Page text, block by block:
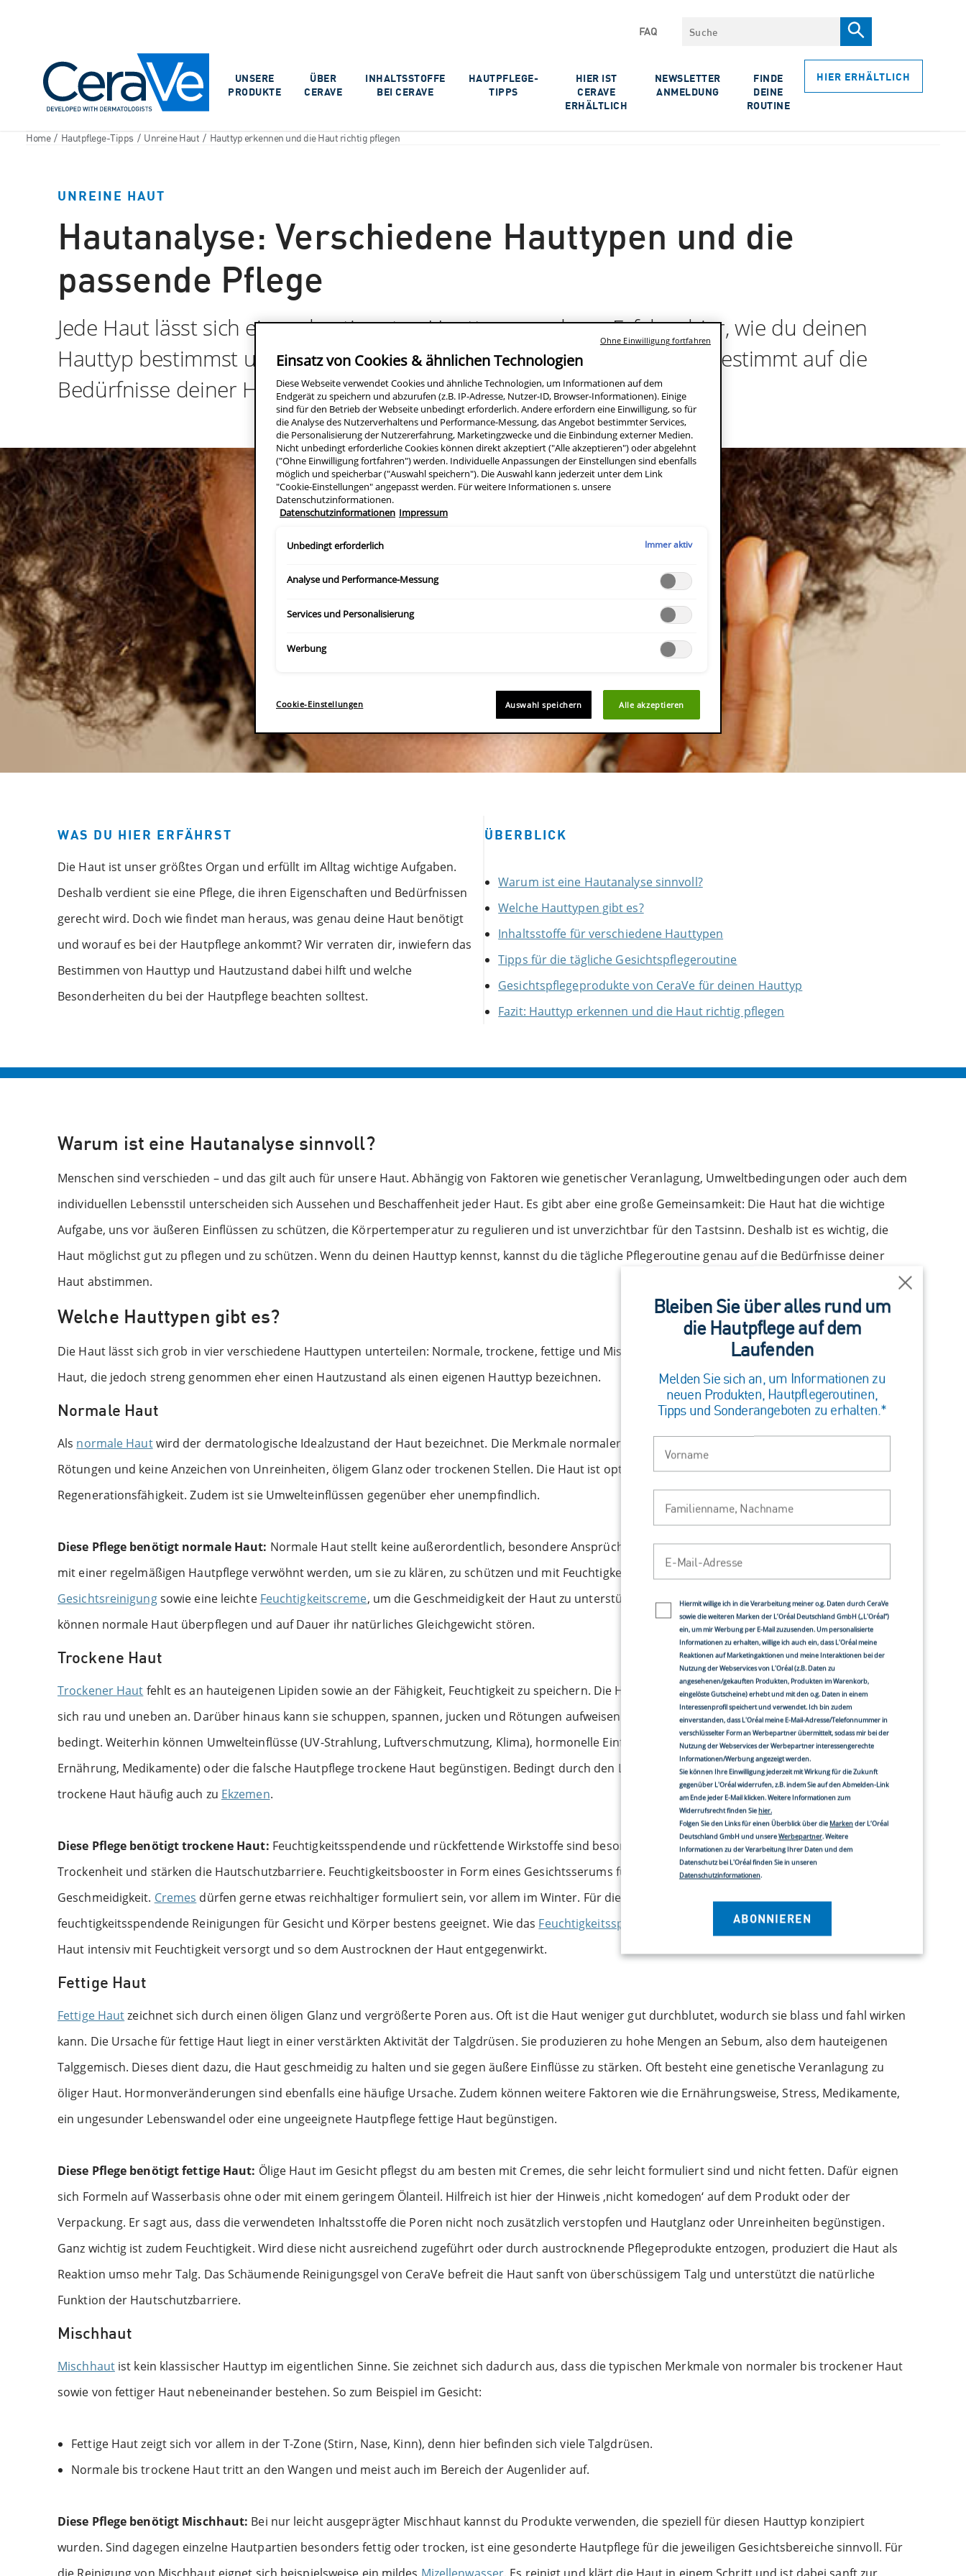
FAQ Suche
UNSERE
PRODUKTE
ÜBER
CERAVE
INHALTSSTOFFE
BEI CERAVE
HAUTPFLEGE-
TIPPS
HIER IST
CERAVE
ERHÄLTLICH
NEWSLETTER
ANMELDUNG
FINDE
DEINE
ROUTINE
HIER ERHÄLTLICH
Home / Hautpflege-Tipps / Unreine Haut / Hauttyp erkennen und die Haut richtig pflegen
UNREINE HAUT
Hautanalyse: Verschiedene Hauttypen und die
passende Pflege
Jede Haut lässt sich einem bestimmten Hauttyp zuordnen. Erfahre hier, wie du deinen
Hauttyp bestimmst und die passende Hautpflege findest – perfekt abgestimmt auf die
Bedürfnisse deiner Haut.
WAS DU HIER ERFÄHRST
Die Haut ist unser größtes Organ und erfüllt im Alltag wichtige Aufgaben.
Deshalb verdient sie eine Pflege, die ihren Eigenschaften und Bedürfnissen
gerecht wird. Doch wie findet man heraus, was genau deine Haut benötigt
und worauf es bei der Hautpflege ankommt? Wir verraten dir, inwiefern das
Bestimmen von Hauttyp und Hautzustand dabei hilft und welche
Besonderheiten du bei der Hautpflege beachten solltest.
ÜBERBLICK
Warum ist eine Hautanalyse sinnvoll?
Welche Hauttypen gibt es?
Inhaltsstoffe für verschiedene Hauttypen
Tipps für die tägliche Gesichtspflegeroutine
Gesichtspflegeprodukte von CeraVe für deinen Hauttyp
Fazit: Hauttyp erkennen und die Haut richtig pflegen
Warum ist eine Hautanalyse sinnvoll?
Menschen sind verschieden – und das gilt auch für unsere Haut. Abhängig von Faktoren wie genetischer Veranlagung, Umweltbedingungen oder auch dem
individuellen Lebensstil unterscheiden sich Aussehen und Beschaffenheit jeder Haut. Es gibt aber eine große Gemeinsamkeit: Die Haut hat die wichtige
Aufgabe, uns vor äußeren Einflüssen zu schützen, die Körpertemperatur zu regulieren und ist unverzichtbar für den Tastsinn. Deshalb ist es wichtig, die
Haut möglichst gut zu pflegen und zu schützen. Wenn du deinen Hauttyp kennst, kannst du die tägliche Pflegeroutine genau auf die Bedürfnisse deiner
Haut abstimmen.
Welche Hauttypen gibt es?
Die Haut lässt sich grob in vier verschiedene Hauttypen unterteilen: Normale, trockene, fettige und Mischhaut. Dazu kommen empfindliche sowie reife
Haut, die jedoch streng genommen eher einen Hautzustand als einen eigenen Hauttyp bezeichnen.
Normale Haut
Als normale Hautwird der dermatologische Idealzustand der Haut bezeichnet. Die Merkmale normaler Haut sind ein ebenmäßiger Teint, feine Poren, keine
Rötungen und keine Anzeichen von Unreinheiten, öligem Glanz oder trockenen Stellen. Die Haut ist optimal durchblutet und verfügt über eine gute
Regenerationsfähigkeit. Zudem ist sie Umwelteinflüssen gegenüber eher unempfindlich.
Diese Pflege benötigt normale Haut: Normale Haut stellt keine außerordentlich, besondere Ansprüche an Pflegeprodukte. Dennoch sollte sie natürlich
mit einer regelmäßigen Hautpflege verwöhnt werden, um sie zu klären, zu schützen und mit Feuchtigkeit zu versorgen. Ideal sind eine milde
Gesichtsreinigungsowie eine leichte Feuchtigkeitscreme, um die Geschmeidigkeit der Haut zu unterstützen. Zu reichhaltige Formulierungen dagegen
können normale Haut überpflegen und auf Dauer ihr natürliches Gleichgewicht stören.
Trockene Haut
Trockener Haut fehlt es an hauteigenen Lipiden sowie an der Fähigkeit, Feuchtigkeit zu speichern. Die Hautschutzbarriere ist geschwächt, die Haut fühlt
sich rau und uneben an. Darüber hinaus kann sie schuppen, spannen, jucken und Rötungen aufweisen. Die Ursache fürtrockene Hautist häufig genetisch
bedingt. Weiterhin können Umwelteinflüsse (UV-Strahlung, Luftverschmutzung, Klima), hormonelle Einflüsse, der persönliche Lebenswandel (Stress,
Ernährung, Medikamente) oder die falsche Hautpflege trockene Haut begünstigen. Bedingt durch den Lipid- und Feuchtigkeitsmangel neigt chronisch
trockene Haut häufig auch zu Ekzemen.
Diese Pflege benötigt trockene Haut: Feuchtigkeitsspendende und rückfettende Wirkstoffe sind besonders wichtig. Sie mildern Anzeichen von
Trockenheit und stärken die Hautschutzbarriere. Feuchtigkeitsbooster in Form eines Gesichtsserums für trockene Haut sorgen für eine Extraportion
Geschmeidigkeit. Cremes dürfen gerne etwas reichhaltiger formuliert sein, vor allem im Winter. Für die Reinigung von trockener Haut sind
feuchtigkeitsspendende Reinigungen für Gesicht und Körper bestens geeignet. Wie das Feuchtigkeitsspendende Reinigungsölvon CeraVe, welches die
Haut intensiv mit Feuchtigkeit versorgt und so dem Austrocknen der Haut entgegenwirkt.
Fettige Haut
Fettige Hautzeichnet sich durch einen öligen Glanz und vergrößerte Poren aus. Oft ist die Haut weniger gut durchblutet, wodurch sie blass und fahl wirken
kann. Die Ursache für fettige Haut liegt in einer verstärkten Aktivität der Talgdrüsen. Sie produzieren zu hohe Mengen an Sebum, also dem hauteigenen
Talggemisch. Dieses dient dazu, die Haut geschmeidig zu halten und sie gegen äußere Einflüsse zu stärken. Oft besteht eine genetische Veranlagung zu
öliger Haut. Hormonveränderungen sind ebenfalls eine häufige Ursache. Zudem können weitere Faktoren wie die Ernährungsweise, Stress, Medikamente,
ein ungesunder Lebenswandel oder eine ungeeignete Hautpflege fettige Haut begünstigen.
Diese Pflege benötigt fettige Haut: Ölige Haut im Gesicht pflegst du am besten mit Cremes, die sehr leicht formuliert sind und nicht fetten. Dafür eignen
sich Formeln auf Wasserbasis ohne oder mit einem geringem Ölanteil. Hilfreich ist hier der Hinweis ‚nicht komedogen‘ auf dem Produkt oder der
Verpackung. Er sagt aus, dass die verwendeten Inhaltsstoffe die Poren nicht noch zusätzlich verstopfen und Hautglanz oder Unreinheiten begünstigen.
Ganz wichtig ist zudem Feuchtigkeit. Wird diese nicht ausreichend zugeführt oder durch austrocknende Pflegeprodukte entzogen, produziert die Haut als
Reaktion umso mehr Talg. Das Schäumende Reinigungsgel von CeraVe befreit die Haut sanft von überschüssigem Talg und unterstützt die natürliche
Funktion der Hautschutzbarriere.
Mischhaut
Mischhautist kein klassischer Hauttyp im eigentlichen Sinne. Sie zeichnet sich dadurch aus, dass die typischen Merkmale von normaler bis trockener Haut
sowie von fettiger Haut nebeneinander bestehen. So zum Beispiel im Gesicht:
Fettige Haut zeigt sich vor allem in der T-Zone (Stirn, Nase, Kinn), denn hier befinden sich viele Talgdrüsen.
Normale bis trockene Haut tritt an den Wangen und meist auch im Bereich der Augenlider auf.
Diese Pflege benötigt Mischhaut: Bei nur leicht ausgeprägter Mischhaut kannst du Produkte verwenden, die speziell für diesen Hauttyp konzipiert
wurden. Sind dagegen einzelne Hautpartien besonders fettig oder trocken, ist eine gesonderte Hautpflege für die jeweiligen Gesichtsbereiche sinnvoll. Für
Schließen
Bleiben Sie über alles rund um
die Hautpflege auf dem
Laufenden
Melden Sie sich an, um Informationen zu
neuen Produkten, Hautpflegeroutinen,
Tipps und Sonderangeboten zu erhalten.*
Newsletter policy
Hiermit willige ich in die Verarbeitung meiner o.g. Daten durch CeraVe
sowie die weiteren Marken der L’Oréal Deutschland GmbH („L'Oréal“)
ein, um mir Werbung per E-Mail zuzusenden. Um personalisierte
Informationen zu erhalten, willige ich auch ein, dass L'Oréal meine
Reaktionen auf Marketingaktionen und meine Interaktionen bei der
Nutzung der Webservices von L'Oréal (z.B. Daten zu
angesehenen/gekauften Produkten, Produkten im Warenkorb,
eingelöste Gutscheine) erhebt und mit den o.g. Daten in einem
Interessenprofil speichert und verwendet. Ich bin zudem
einverstanden, dass L'Oréal meine E-Mail-Adresse/Telefonnummer in
verschlüsselter Form an Werbepartner übermittelt, sodass mir bei der
Nutzung der Webservices der Werbepartner interessengerechte
Informationen/Werbung angezeigt werden.
Sie können Ihre Einwilligung jederzeit mit Wirkung für die Zukunft
gegenüber L'Oréal widerrufen, z.B. indem Sie auf den Abmelden-Link
am Ende jeder E-Mail klicken. Weitere Informationen zum
Widerrufsrecht finden Siehier.
Folgen Sie den Links für einen Überblick über die Markender L‘Oréal
Deutschland GmbH und unsereWerbepartner. Weitere
Informationen zu der Verarbeitung Ihrer Daten und dem
Datenschutz bei L'Oréal finden Sie in unseren
Datenschutzinformationen.
ABONNIEREN
Einsatz von Cookies & ähnlichen Technologien
Diese Webseite verwendet Cookies und ähnliche Technologien, um Informationen auf dem
Endgerät zu speichern und abzurufen (z.B. IP-Adresse, Nutzer-ID, Browser-Informationen). Einige
sind für den Betrieb der Webseite unbedingt erforderlich. Andere erfordern eine Einwilligung, so für
die Analyse des Nutzerverhaltens und Performance-Messung, das Angebot bestimmter Services,
die Personalisierung der Nutzererfahrung, Marketingzwecke und die Einbindung externer Medien.
Nicht unbedingt erforderliche Cookies können direkt akzeptiert ("Alle akzeptieren") oder abgelehnt
("Ohne Einwilligung fortfahren") werden. Individuelle Anpassungen der Einstellungen sind ebenfalls
möglich und speicherbar ("Auswahl speichern"). Die Auswahl kann jederzeit unter dem Link
"Cookie-Einstellungen" angepasst werden. Für weitere Informationen s. unsere
Datenschutzinformationen.
Datenschutzinformationen Impressum
Unbedingt erforderlich Immer aktiv
Analyse und Performance-Messung
Services und Personalisierung
Werbung
Cookie-Einstellungen Auswahl speichern Alle akzeptieren
Ohne Einwilligung fortfahren